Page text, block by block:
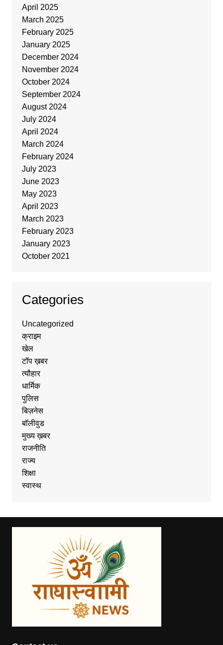
April 2025
March 2025
February 2025
January 2025
December 2024
November 2024
October 2024
September 2024
August 2024
July 2024
April 2024
March 2024
February 2024
July 2023
June 2023
May 2023
April 2023
March 2023
February 2023
January 2023
October 2021
Categories
Uncategorized
क्राइम
खेल
टॉप ख़बर
त्यौहार
धार्मिक
पुलिस
बिज़नेस
बॉलीवुड
मुख्य ख़बर
राजनीति
राज्य
शिक्षा
स्वास्थ